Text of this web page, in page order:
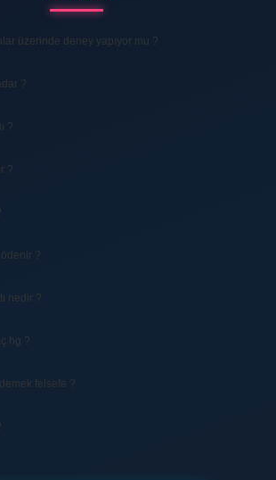
üzerinde deney yapıyor mu ?
?
?
?
?
nedir ?
hg ?
felsefe ?